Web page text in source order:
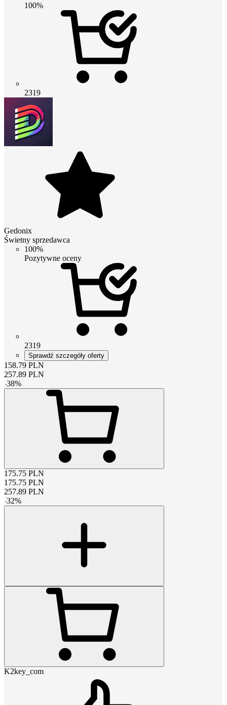
100%
2319
Gedonix
Świetny sprzedawca
100%
Pozytywne oceny
2319
Sprawdź szczegóły oferty
158.79 PLN
257.89 PLN
-38%
175.75 PLN
175.75 PLN
257.89 PLN
-32%
K2key_com